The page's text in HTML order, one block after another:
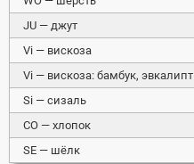
JU — джут
Vi — вискоза
Vi — вискоза: бамбук, эвкалипт
Si — сизаль
СO — хлопок
SE — шёлк